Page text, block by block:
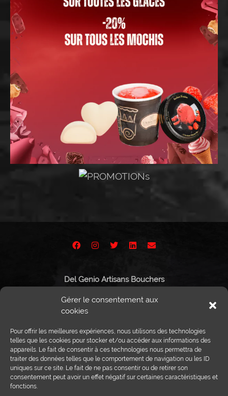
Gérer le consentement aux
cookies
Pour offrir les meilleures expériences, nous utilisons des technologies
telles que les cookies pour stocker et/ou accéder aux informations des
appareils. Le fait de consentir à ces technologies nous permettra de
traiter des données telles que le comportement de navigation ou les ID
uniques sur ce site. Le fait de ne pas consentir ou de retirer son
consentement peut avoir un effet négatif sur certaines caractéristiques et
fonctions.
Del Genio Artisans Bouchers
1950 Sion
Tél : 027 203 32 02
Fax : 027 203 32 68
info@delgenio.ch